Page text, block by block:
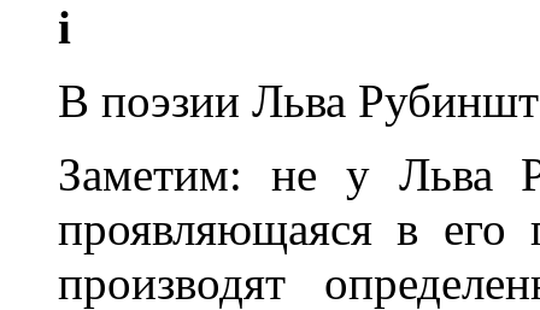
i
В поэзии Льва
Заметим: не у Льва
проявляющаяся в его
производят